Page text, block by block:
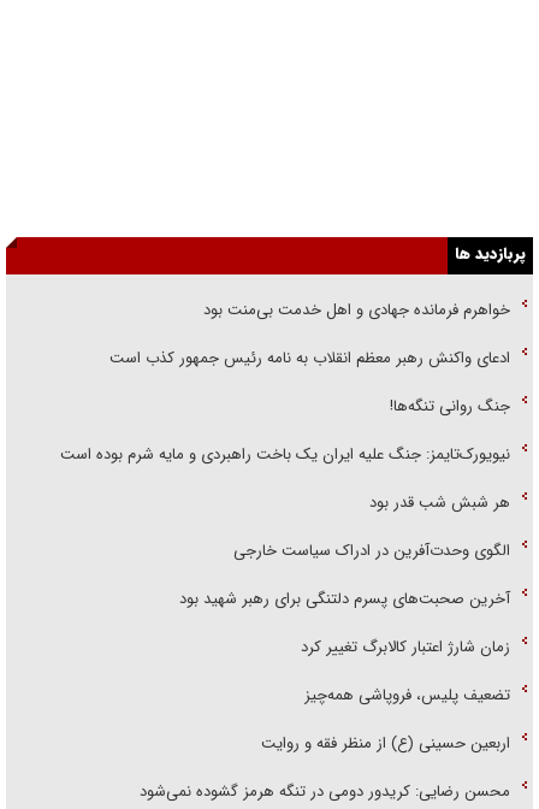
پربازدید ها
خواهرم فرمانده جهادی و اهل خدمت بی‌منت بود
ادعای واکنش رهبر معظم انقلاب به نامه رئیس جمهور کذب است
جنگ روانی تنگه‌ها!
نیویورک‌تایمز: جنگ علیه ایران یک باخت راهبردی و مایه شرم بوده است
هر شبش شب قدر بود
الگوی وحدت‌آفرین در ادراک سیاست خارجی
آخرین صحبت‌های پسرم دلتنگی برای رهبر شهید بود
زمان شارژ اعتبار کالابرگ تغییر کرد
تضعیف پلیس، فروپاشی همه‌چیز
اربعین حسینی (ع) از منظر فقه و روایت
محسن رضایی: کریدور دومی در تنگه هرمز گشوده نمی‌شود